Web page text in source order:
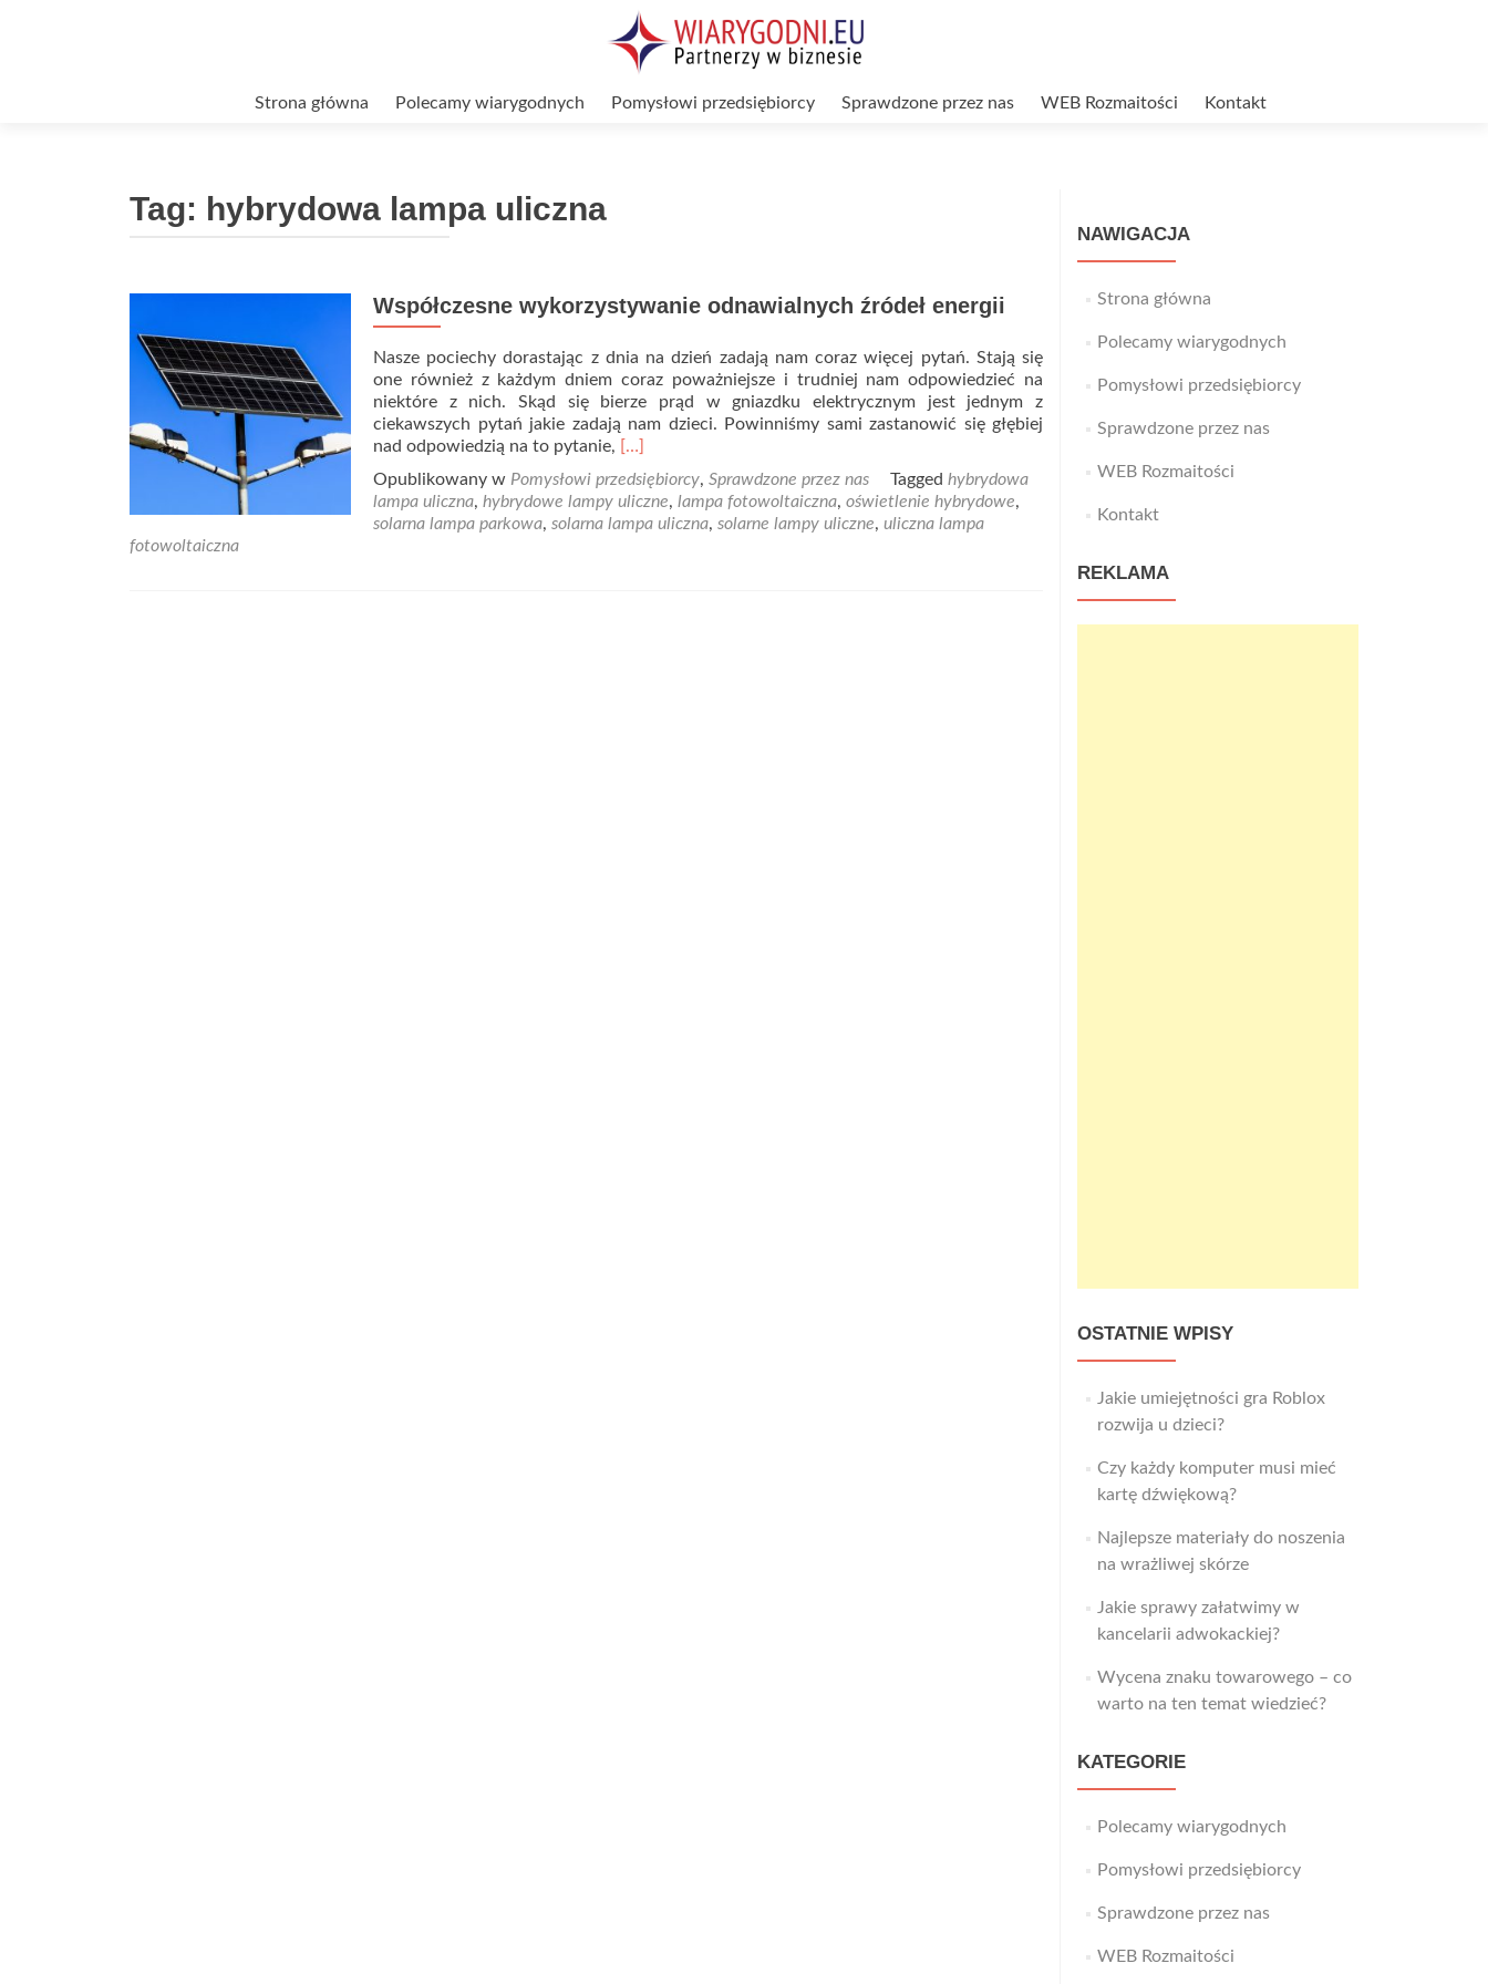
Strona główna Polecamy wiarygodnych Pomysłowi przedsiębiorcy Sprawdzone przez nas WEB Rozmaitości Kontakt
Tag: hybrydowa lampa uliczna
Współczesne wykorzystywanie odnawialnych źródeł energii
Nasze pociechy dorastając z dnia na dzień zadają nam coraz więcej pytań. Stają się
one również z każdym dniem coraz poważniejsze i trudniej nam odpowiedzieć na
niektóre z nich. Skąd się bierze prąd w gniazdku elektrycznym jest jednym z
ciekawszych pytań jakie zadają nam dzieci. Powinniśmy sami zastanowić się głębiej
nad odpowiedzią na to pytanie, Read
about
Współczesne
wykorzystywanie
[…]
Opublikowany w Pomysłowi przedsiębiorcy, Sprawdzone przez nas Tagged hybrydowa
lampa uliczna, hybrydowe lampy uliczne, lampa fotowoltaiczna, oświetlenie hybrydowe,
solarna lampa parkowa, solarna lampa uliczna, solarne lampy uliczne, uliczna lampa
fotowoltaiczna
NAWIGACJA
Strona główna
Polecamy wiarygodnych
Pomysłowi przedsiębiorcy
Sprawdzone przez nas
WEB Rozmaitości
Kontakt
REKLAMA
OSTATNIE WPISY
Jakie umiejętności gra Roblox
rozwija u dzieci?
Czy każdy komputer musi mieć
kartę dźwiękową?
Najlepsze materiały do noszenia
na wrażliwej skórze
Jakie sprawy załatwimy w
kancelarii adwokackiej?
Wycena znaku towarowego – co
warto na ten temat wiedzieć?
KATEGORIE
Polecamy wiarygodnych
Pomysłowi przedsiębiorcy
Sprawdzone przez nas
WEB Rozmaitości